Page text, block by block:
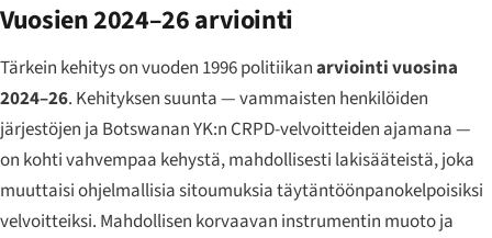
Vuosien 2024–26 arviointi
Tärkein kehitys on vuoden 1996 politiikanarviointi vuosina
2024–26. Kehityksen suunta — vammaisten henkilöiden
järjestöjen ja Botswanan YK:n CRPD-velvoitteiden ajamana —
on kohti vahvempaa kehystä, mahdollisesti lakisääteistä, joka
muuttaisi ohjelmallisia sitoumuksia täytäntöönpanokelpoisiksi
velvoitteiksi. Mahdollisen korvaavan instrumentin muoto ja